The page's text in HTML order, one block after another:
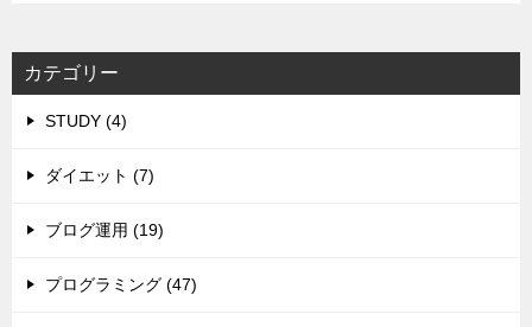
カテゴリー
STUDY (4)
ダイエット (7)
ブログ運用 (19)
プログラミング (47)